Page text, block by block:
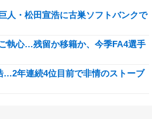
人・松田宣浩に古巣ソフトバンクで
執心…残留か移籍か、今季FA4選手
…2年連続4位目前で非情のストーブ